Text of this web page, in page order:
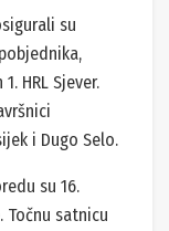
su
HRL Sjever.
i Dugo Selo.
su 16.
Točnu satnicu